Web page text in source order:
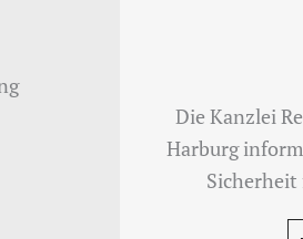
Die Kanzlei
Harburg